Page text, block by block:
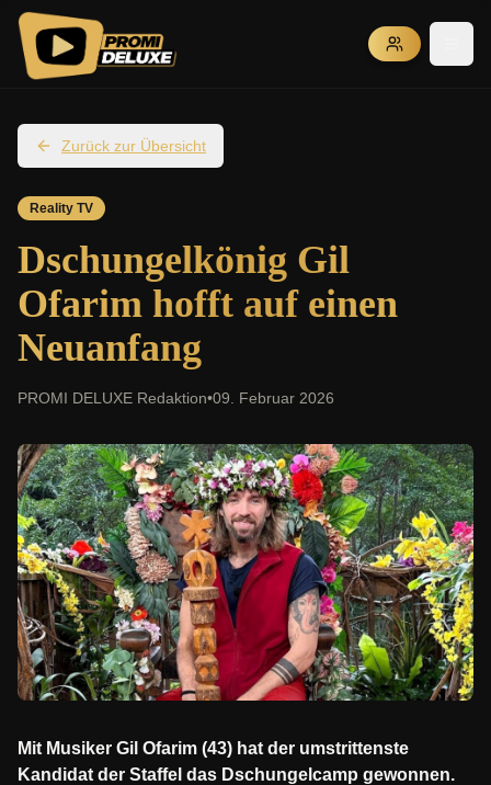
Zurück zur Übersicht
Reality TV
Dschungelkönig Gil
Ofarim hofft auf einen
Neuanfang
PROMI DELUXE Redaktion•09. Februar 2026
Mit Musiker Gil Ofarim (43) hat der umstrittenste
Kandidat der Staffel das Dschungelcamp gewonnen.